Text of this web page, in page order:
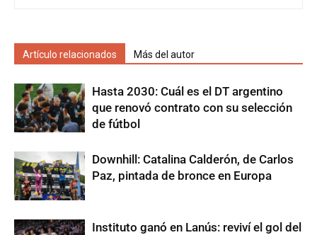
Artículo relacionados Más del autor
Hasta 2030: Cuál es el DT argentino
que renovó contrato con su selección
de fútbol
Downhill: Catalina Calderón, de Carlos
Paz, pintada de bronce en Europa
Instituto ganó en Lanús: reviví el gol del